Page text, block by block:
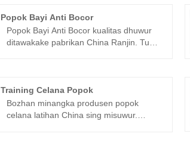
Popok Bayi Anti Bocor
Popok Bayi Anti Bocor kualitas dhuwur
ditawakake pabrikan China Ranjin. Tuku
Training Celana Popok
Bozhan minangka produsen popok
celana latihan China sing misuwur.